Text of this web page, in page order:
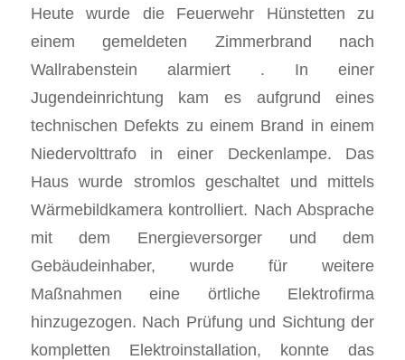
Heute wurde die Feuerwehr Hünstetten zu
einem gemeldeten Zimmerbrand nach
Wallrabenstein alarmiert . In einer
Jugendeinrichtung kam es aufgrund eines
technischen Defekts zu einem Brand in einem
Niedervolttrafo in einer Deckenlampe. Das
Haus wurde stromlos geschaltet und mittels
Wärmebildkamera kontrolliert. Nach Absprache
mit dem Energieversorger und dem
Gebäudeinhaber, wurde für weitere
Maßnahmen eine örtliche Elektrofirma
hinzugezogen. Nach Prüfung und Sichtung der
kompletten Elektroinstallation, konnte das